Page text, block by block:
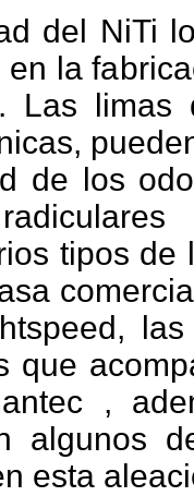
del NiTi
en la
Las
de los
tipos de
que
,
algunos
esta